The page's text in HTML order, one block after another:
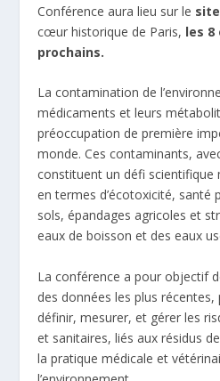
Conférence aura lieu sur le
cœur historique de Paris, les 8
prochains.
La contamination de
médicaments et leurs
préoccupation de première
monde. Ces contaminants,
constituent un défi
en termes d’écotoxicité, santé
sols, épandages agricoles et
eaux de boisson et des eaux
La conférence a pour objectif
des données les plus
définir, mesurer, et gérer les
et sanitaires, liés aux résidus
la pratique médicale et